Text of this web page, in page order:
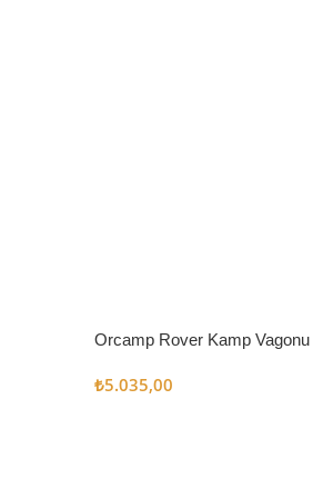
Orcamp Rover Kamp Vagonu
₺5.035,00